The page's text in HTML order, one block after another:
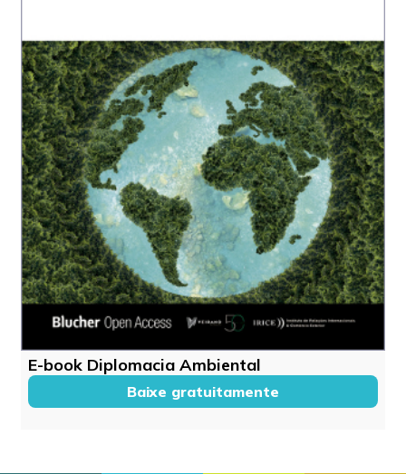
E-book Diplomacia Ambiental
Baixe gratuitamente